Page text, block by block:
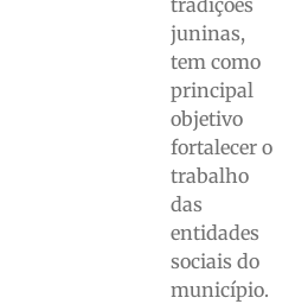
juninas,
tem como
principal
objetivo
fortalecer o
trabalho
das
entidades
sociais do
município.